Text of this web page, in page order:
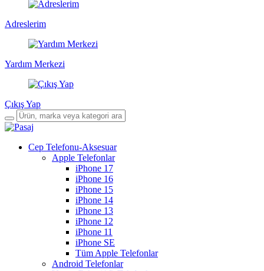
Adreslerim
Yardım Merkezi
Çıkış Yap
Cep Telefonu-Aksesuar
Apple Telefonlar
iPhone 17
iPhone 16
iPhone 15
iPhone 14
iPhone 13
iPhone 12
iPhone 11
iPhone SE
Tüm Apple Telefonlar
Android Telefonlar